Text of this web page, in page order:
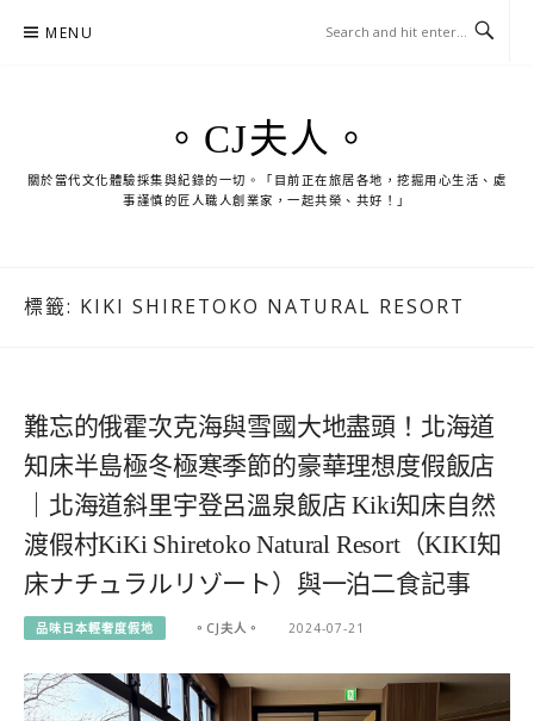
MENU
。CJ夫人。
關於當代文化體驗採集與紀錄的一切。「目前正在旅居各地，挖掘用心生活、處
事謹慎的匠人職人創業家，一起共榮、共好！」
標籤: KIKI SHIRETOKO NATURAL RESORT
難忘的俄霍次克海與雪國大地盡頭！北海道
知床半島極冬極寒季節的豪華理想度假飯店
｜北海道斜里宇登呂溫泉飯店 Kiki知床自然
渡假村KiKi Shiretoko Natural Resort（KIKI知
床ナチュラルリゾート）與一泊二食記事
品味日本輕奢度假地 。CJ夫人。 2024-07-21